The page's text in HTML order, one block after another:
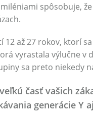
spôsobuje,
až 27 rokov, ktorí
vyrastala výlučne
sa preto niekedy
časť vašich
generácie Y